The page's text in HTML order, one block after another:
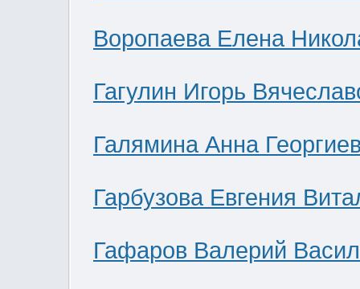
Воропаева Елена
Гагулин Игорь
Галямина Анна
Гарбузова Евгения
Гафаров Валерий